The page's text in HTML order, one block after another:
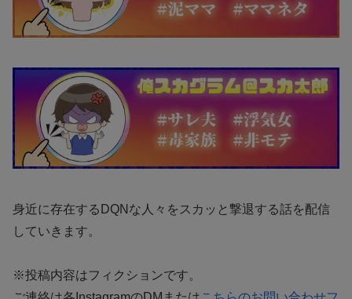
身近に存在するDQNな人々をスカッと撃退する話を配信
していきます。
※投稿内容はフィクションです。